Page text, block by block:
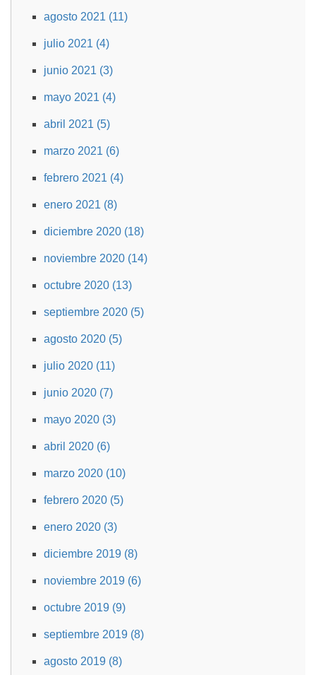
agosto 2021 (11)
julio 2021 (4)
junio 2021 (3)
mayo 2021 (4)
abril 2021 (5)
marzo 2021 (6)
febrero 2021 (4)
enero 2021 (8)
diciembre 2020 (18)
noviembre 2020 (14)
octubre 2020 (13)
septiembre 2020 (5)
agosto 2020 (5)
julio 2020 (11)
junio 2020 (7)
mayo 2020 (3)
abril 2020 (6)
marzo 2020 (10)
febrero 2020 (5)
enero 2020 (3)
diciembre 2019 (8)
noviembre 2019 (6)
octubre 2019 (9)
septiembre 2019 (8)
agosto 2019 (8)